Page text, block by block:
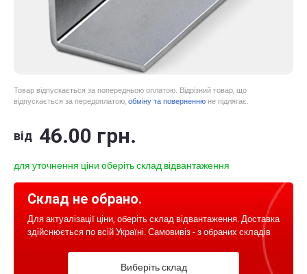
Товар відпускається за попередньою оплатою. Відрізний товар, що
відпускається за передоплатою, обміну та поверненню не підлягає.
від 46.00 грн.
для уточнення ціни оберіть склад відвантаження
Склад не обрано.
Для актуалізації ціни, оберіть склад відвантаження. Доставка
здійснюється по всій Україні. Самовивіз - з обраних складів
Виберіть склад